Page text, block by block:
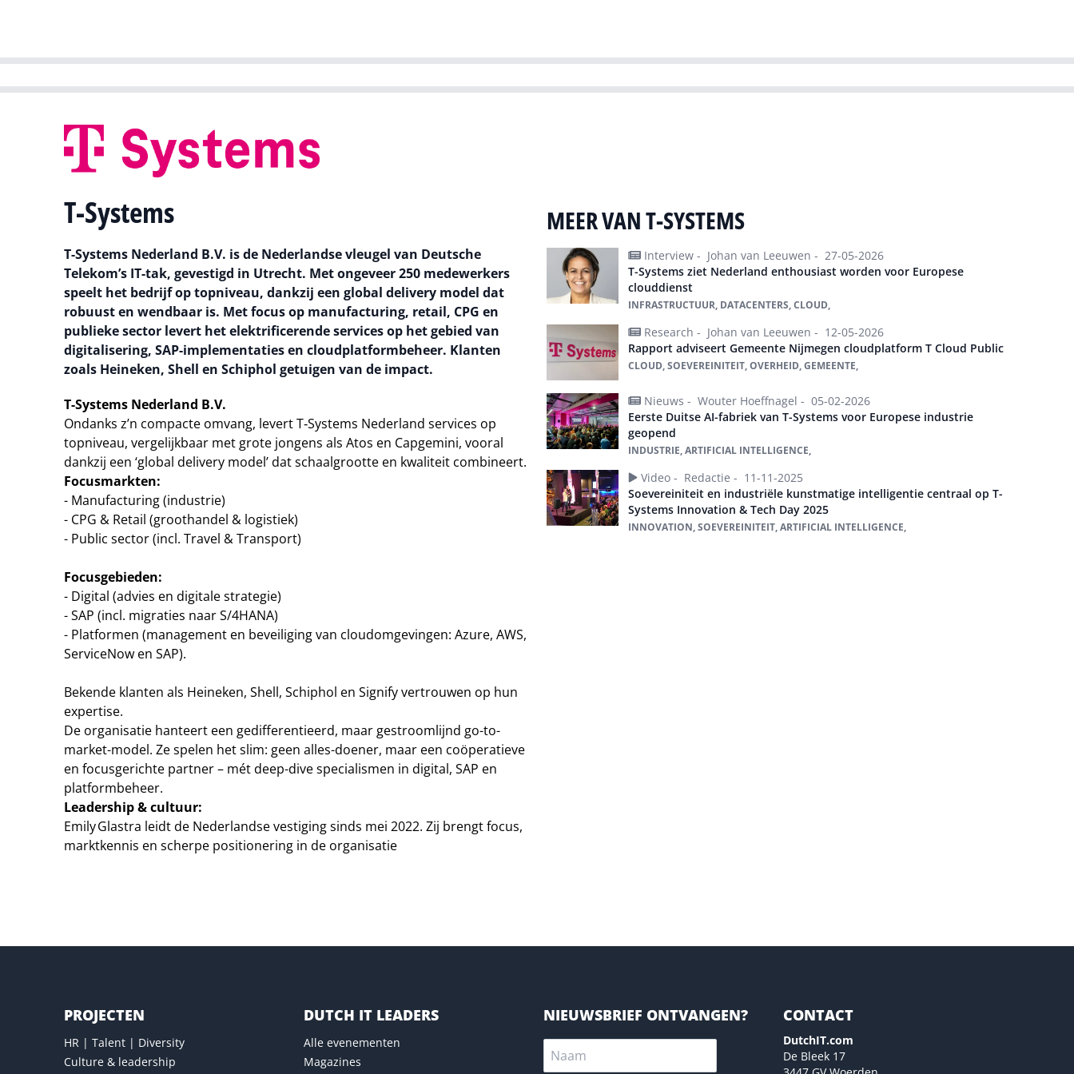
T-Systems
T-Systems Nederland B.V. is de Nederlandse vleugel van Deutsche
Telekom’s IT-tak, gevestigd in Utrecht. Met ongeveer 250 medewerkers
speelt het bedrijf op topniveau, dankzij een global delivery model dat
robuust en wendbaar is. Met focus op manufacturing, retail, CPG en
publieke sector levert het elektrificerende services op het gebied van
digitalisering, SAP-implementaties en cloudplatformbeheer. Klanten
zoals Heineken, Shell en Schiphol getuigen van de impact.
T-Systems Nederland B.V.
Ondanks z’n compacte omvang, levert T‑Systems Nederland services op
topniveau, vergelijkbaar met grote jongens als Atos en Capgemini, vooral
dankzij een ‘global delivery model’ dat schaalgrootte en kwaliteit combineert.
Focusmarkten:
- Manufacturing (industrie)
- CPG & Retail (groothandel & logistiek)
- Public sector (incl. Travel & Transport)
Focusgebieden:
- Digital (advies en digitale strategie)
- SAP (incl. migraties naar S/4HANA)
- Platformen (management en beveiliging van cloudomgevingen: Azure, AWS,
ServiceNow en SAP).
Bekende klanten als Heineken, Shell, Schiphol en Signify vertrouwen op hun
expertise.
De organisatie hanteert een gedifferentieerd, maar gestroomlijnd go-to-
market-model. Ze spelen het slim: geen alles-doener, maar een coöperatieve
en focusgerichte partner – mét deep-dive specialismen in digital, SAP en
platformbeheer.
Leadership & cultuur:
Emily Glastra leidt de Nederlandse vestiging sinds mei 2022. Zij brengt focus,
marktkennis en scherpe positionering in de organisatie
MEER VAN T-SYSTEMS
Interview - Johan van Leeuwen - 27-05-2026
T-Systems ziet Nederland enthousiast worden voor Europese
clouddienst
INFRASTRUCTUUR, DATACENTERS, CLOUD,
Research - Johan van Leeuwen - 12-05-2026
Rapport adviseert Gemeente Nijmegen cloudplatform T Cloud Public
CLOUD, SOEVEREINITEIT, OVERHEID, GEMEENTE,
Nieuws - Wouter Hoeffnagel - 05-02-2026
Eerste Duitse AI-fabriek van T-Systems voor Europese industrie
geopend
INDUSTRIE, ARTIFICIAL INTELLIGENCE,
Video - Redactie - 11-11-2025
Soevereiniteit en industriële kunstmatige intelligentie centraal op T-
Systems Innovation & Tech Day 2025
INNOVATION, SOEVEREINITEIT, ARTIFICIAL INTELLIGENCE,
PROJECTEN
HR | Talent | Diversity
Culture & leadership
DUTCH IT LEADERS
Alle evenementen
Magazines
NIEUWSBRIEF ONTVANGEN? CONTACT
DutchIT.com
De Bleek 17